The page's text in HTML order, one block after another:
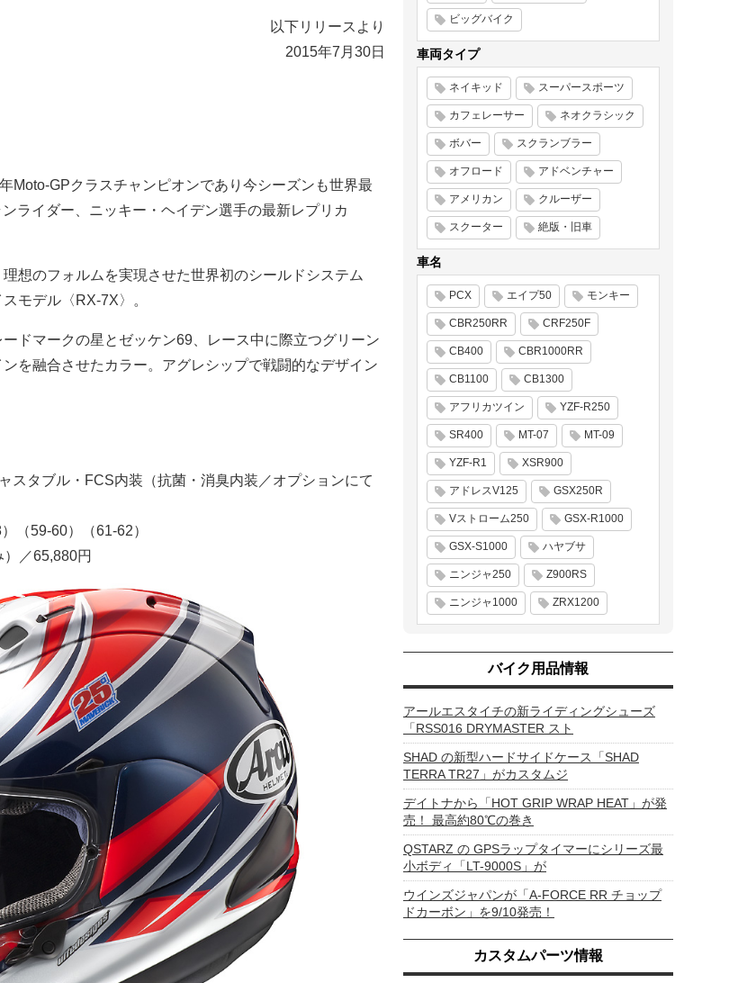
以下リリースより
2015年7月30日
Moto-GPクラスチャンピオンであり今シーズンも世界最
ライダー、ニッキー・ヘイデン選手の最新レプリカ
想のフォルムを実現させた世界初のシールドシステム
モデル〈RX-7X〉。
ドマークの星とゼッケン69、レース中に際立つグリーン
を融合させたカラー。アグレシップで戦闘的なデザイン
スタブル・FCS内装（抗菌・消臭内装／オプションにて
（59-60）（61-62）
）／65,880円
ビッグバイク
車両タイプ
ネイキッド スーパースポーツ
カフェレーサー ネオクラシック
ボバー スクランブラー
オフロード アドベンチャー
アメリカン クルーザー
スクーター 絶版・旧車
車名
PCX エイプ50 モンキー
CBR250RR CRF250F
CB400 CBR1000RR
CB1100 CB1300
アフリカツイン YZF-R250
SR400 MT-07 MT-09
YZF-R1 XSR900
アドレスV125 GSX250R
Vストローム250 GSX-R1000
GSX-S1000 ハヤブサ
ニンジャ250 Z900RS
ニンジャ1000 ZRX1200
バイク用品情報
アールエスタイチの新ライディングシューズ
「RSS016 DRYMASTER スト
SHAD の新型ハードサイドケース「SHAD
TERRA TR27」がカスタムジ
デイトナから「HOT GRIP WRAP HEAT」が発
売！ 最高約80℃の巻き
QSTARZ の GPSラップタイマーにシリーズ最
小ボディ「LT-9000S」が
ウインズジャパンが「A-FORCE RR チョップ
ドカーボン」を9/10発売！
カスタムパーツ情報